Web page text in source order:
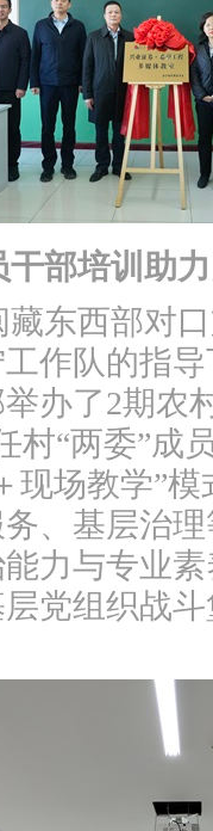
部培训助
东西部对
作队的指
办了2期农
村“两委”成
现场教学”
、基层治
力与专业
党组织战